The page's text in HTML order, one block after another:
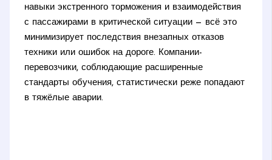
навыки экстренного торможения и взаимодействия
с пассажирами в критической ситуации — всё это
минимизирует последствия внезапных отказов
техники или ошибок на дороге. Компании-
перевозчики, соблюдающие расширенные
стандарты обучения, статистически реже попадают
в тяжёлые аварии.